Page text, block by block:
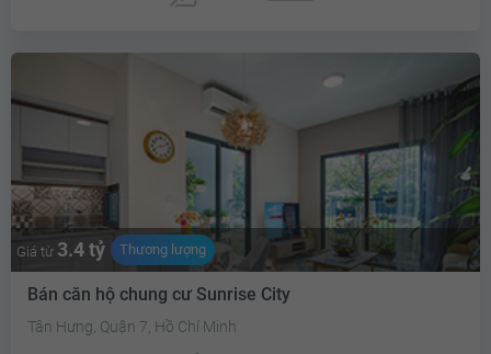
Giá từ 3.4 tỷ Thương lượng
Bán căn hộ chung cư Sunrise City
Tân Hưng, Quận 7, Hồ Chí Minh